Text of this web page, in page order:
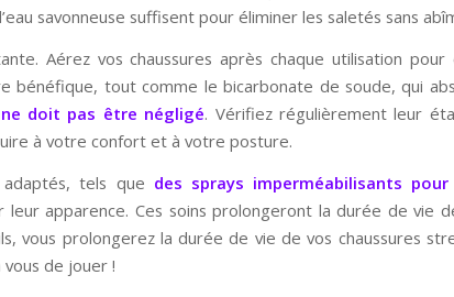
savonneuse suffisent pour éliminer les saletés sans
Aérez vos chaussures après chaque utilisation pour
bénéfique, tout comme le bicarbonate de soude, qui
doit pas être négligé. Vérifiez régulièrement leur
à votre confort et à votre posture.
adaptés, tels que des sprays imperméabilisants
leur apparence. Ces soins prolongeront la durée de vie
vous prolongerez la durée de vie de vos chaussures
de jouer !